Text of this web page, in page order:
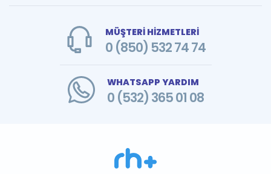
MÜŞTERİ HİZMETLERİ
0 (850) 532 74 74
WHATSAPP YARDIM
0 (532) 365 01 08